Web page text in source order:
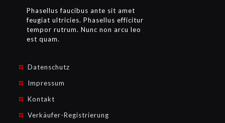
Phasellus faucibus ante sit amet
feugiat ultricies. Phasellus efficitur
tempor rutrum. Nunc non arcu leo
est quam.
Datenschutz
Impressum
Kontakt
Verkäufer-Registrierung